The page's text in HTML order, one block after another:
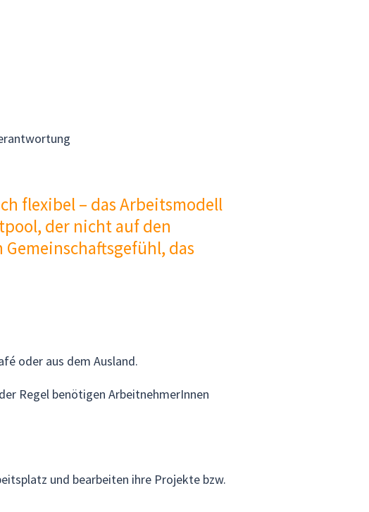
flexibel – das Arbeitsmodell
der nicht auf den
das
oder aus dem Ausland.
Regel benötigen ArbeitnehmerInnen
und bearbeiten ihre Projekte bzw.